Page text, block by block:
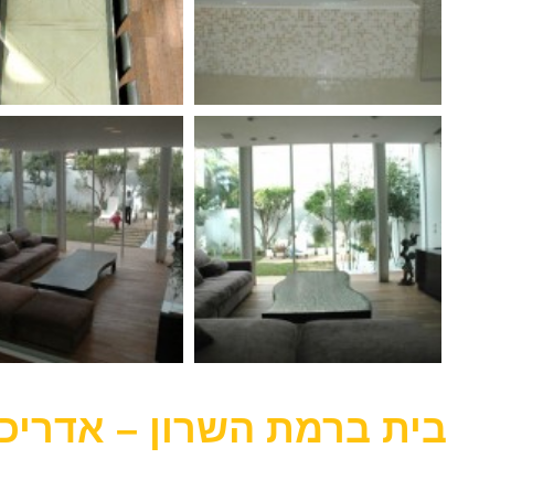
בית ברמת השרון –